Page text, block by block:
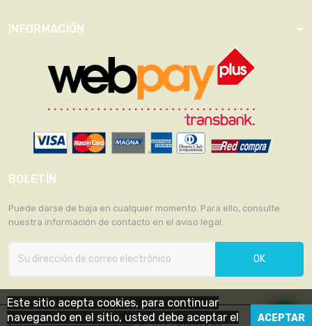
INFORMACIÓN
BOLETÍN
Puede darse de baja en cualquier momento. Para ello, consulte
nuestra información de contacto en el aviso legal.
OK
Este sitio acepta cookies, para continuar
navegando en el sitio, usted debe aceptar el
ACEPTAR